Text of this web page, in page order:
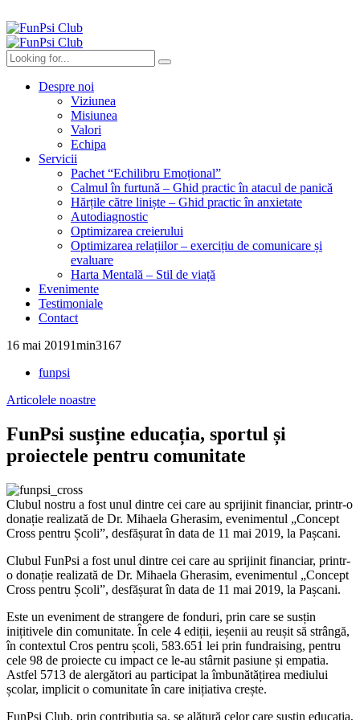
Despre noi
Viziunea
Misiunea
Valori
Echipa
Servicii
Pachet “Echilibru Emoțional”
Calmul în furtună – Ghid practic în atacul de panică
Hărțile către liniște – Ghid practic în anxietate
Autodiagnostic
Optimizarea creierului
Optimizarea relațiilor – exercițiu de comunicare și
evaluare
Harta Mentală – Stil de viață
Evenimente
Testimoniale
Contact
16 mai 20191min3167
funpsi
Articolele noastre
FunPsi susține educația, sportul și
proiectele pentru comunitate
Clubul nostru a fost unul dintre cei care au sprijinit financiar, printr-o
donație realizată de Dr. Mihaela Gherasim, evenimentul „Concept
Cross pentru Școli”, desfășurat în data de 11 mai 2019, la Pașcani.
Clubul FunPsi a fost unul dintre cei care au sprijinit financiar, printr-
o donație realizată de Dr. Mihaela Gherasim, evenimentul „Concept
Cross pentru Școli”, desfășurat în data de 11 mai 2019, la Pașcani.
Este un eveniment de strangere de fonduri, prin care se susțin
inițitivele din comunitate. În cele 4 ediții, ieșenii au reușit să strângă,
în contextul Cros pentru școli, 583.651 lei prin fundraising, pentru
cele 98 de proiecte cu impact ce le-au stârnit pasiune și empatia.
Astfel 5713 de alergători au participat la îmbunătățirea mediului
școlar, implicit o comunitate în care inițiativa crește.
FunPsi Club, prin contribuția sa, se alătură celor care susțin educația,